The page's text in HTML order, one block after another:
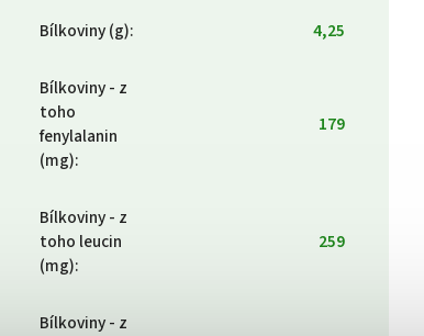
Bílkoviny (g): 4,25
Bílkoviny - z
toho
fenylalanin
(mg):
179
Bílkoviny - z
toho leucin
(mg):
259
Bílkoviny - z